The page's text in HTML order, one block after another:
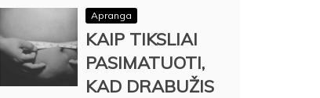
Apranga
KAIP TIKSLIAI
PASIMATUOTI,
KAD DRABUŽIS